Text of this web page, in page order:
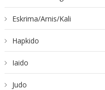
Eskrima/Arnis/Kali
Hapkido
Iaido
Judo